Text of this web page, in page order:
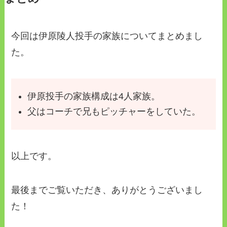
今回は伊原陵人投手の家族についてまとめまし
た。
伊原投手の家族構成は4人家族。
父はコーチで兄もピッチャーをしていた。
以上です。
最後までご覧いただき、ありがとうございまし
た！